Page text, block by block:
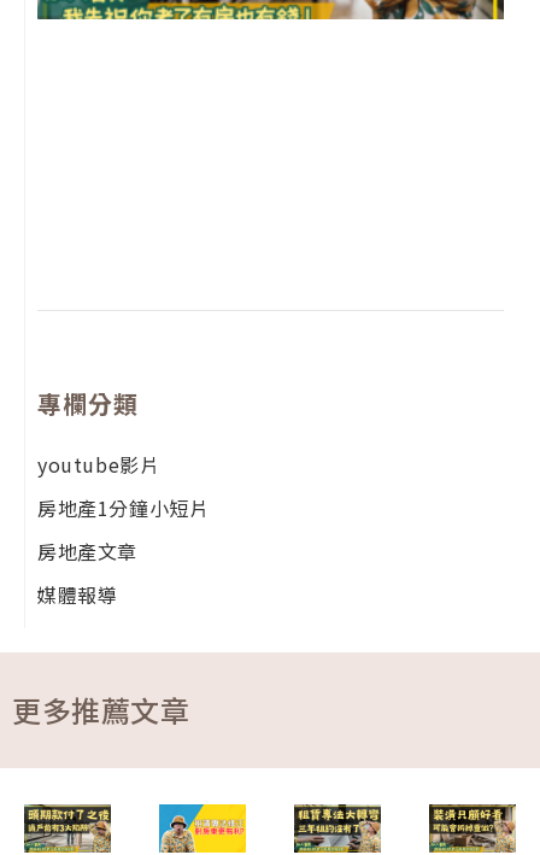
專欄分類
youtube影片
房地產1分鐘小短片
房地產文章
媒體報導
更多推薦文章